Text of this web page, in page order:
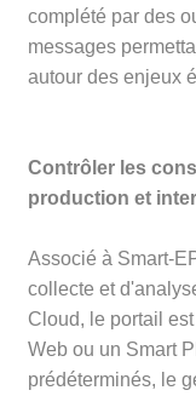
complété par des
messages
autour des enjeux
Contrôler les
production et
Associé à Smart-
collecte et
Cloud, le portail
Web ou un Smart
prédéterminés, le